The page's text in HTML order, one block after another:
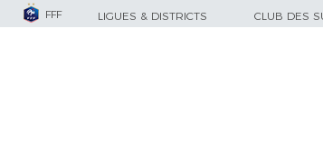
FFF LIGUES & DISTRICTS CLUB DES